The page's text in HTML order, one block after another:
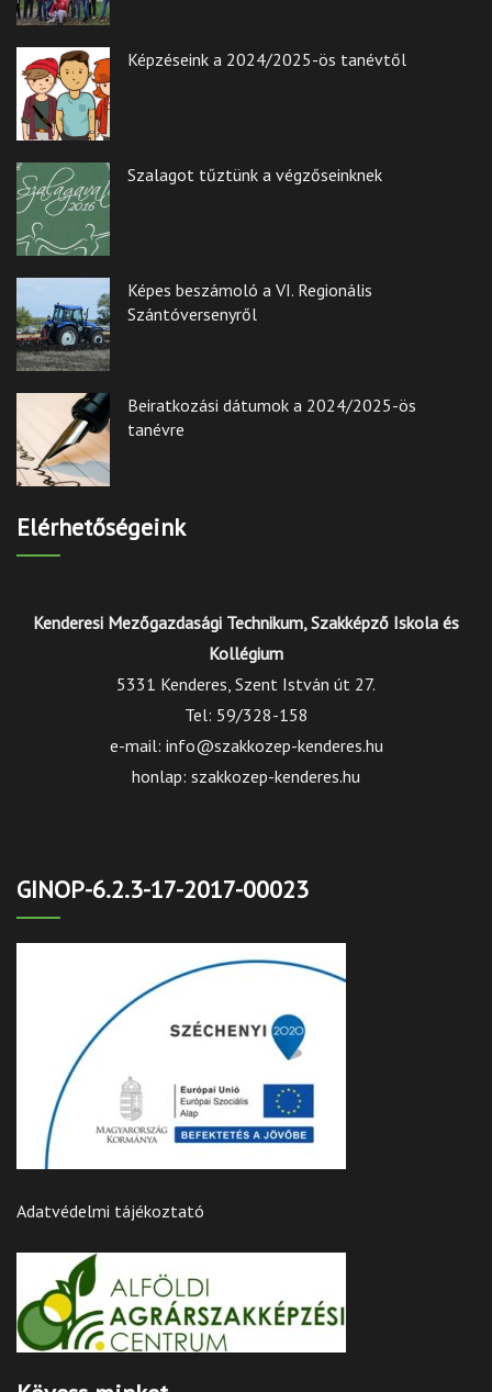
Képzéseink a 2024/2025-ös tanévtől
Szalagot tűztünk a végzőseinknek
Képes beszámoló a VI. Regionális
Szántóversenyről
Beiratkozási dátumok a 2024/2025-ös
tanévre
Elérhetőségeink
Kenderesi Mezőgazdasági Technikum, Szakképző Iskola és
Kollégium
5331 Kenderes, Szent István út 27.
Tel: 59/328-158
e-mail: info@szakkozep-kenderes.hu
honlap: szakkozep-kenderes.hu
GINOP-6.2.3-17-2017-00023
Adatvédelmi tájékoztató